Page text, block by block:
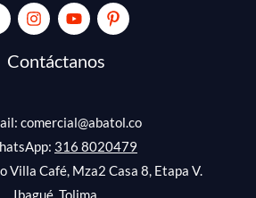
Contáctanos
comercial@abatol.co
316 8020479
Villa Café, Mza2 Casa 8, Etapa V.
Ibagué, Tolima.